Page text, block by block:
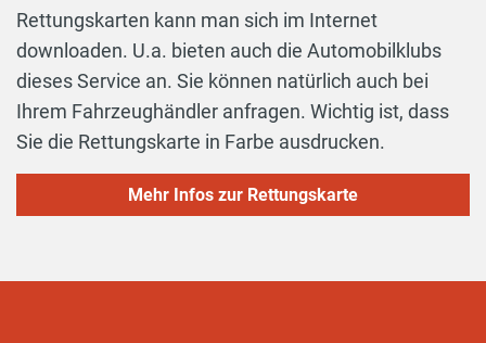
Rettungskarten kann man sich im Internet
downloaden. U.a. bieten auch die Automobilklubs
dieses Service an. Sie können natürlich auch bei
Ihrem Fahrzeughändler anfragen. Wichtig ist, dass
Sie die Rettungskarte in Farbe ausdrucken.
Mehr Infos zur Rettungskarte